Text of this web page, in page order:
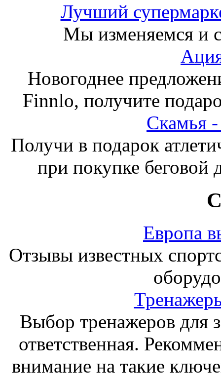
Лучший
Мы изменяемся и
Новогоднее
Finnlo, получите
Получи в подарок
при покупке беговой
Европа
Отзывы известных
Выбор тренажеров для
ответственная.
внимание на такие